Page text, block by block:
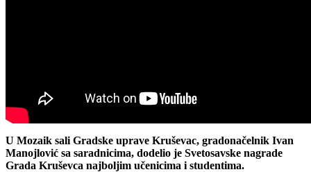
U Mozaik sali Gradske uprave Kruševac, gradonačelnik Ivan
Manojlović sa saradnicima, dodelio je Svetosavske nagrade
Grada Kruševca najboljim učenicima i studentima.